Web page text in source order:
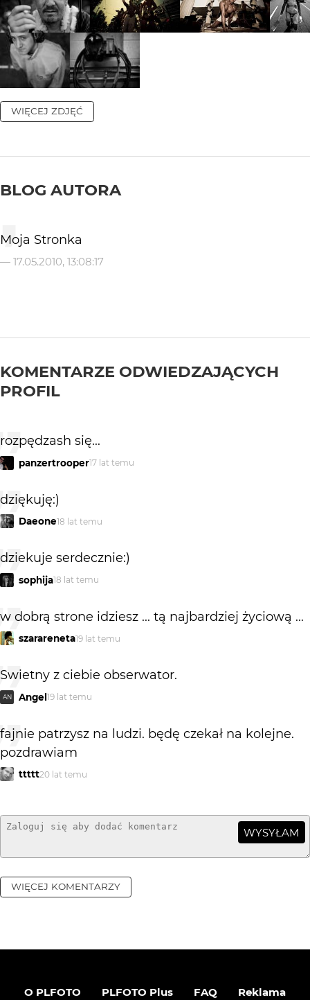
WIĘCEJ ZDJĘĆ
BLOG AUTORA
Moja Stronka
— 17.05.2010, 13:08:17
KOMENTARZE ODWIEDZAJĄCYCH
PROFIL
rozpędzash się...
panzertrooper17 lat temu
dziękuję:)
Daeone18 lat temu
dziekuje serdecznie:)
sophija18 lat temu
w dobrą strone idziesz ... tą najbardziej życiową ...
szarareneta19 lat temu
Swietny z ciebie obserwator.
AN Angel 19 lat temu
fajnie patrzysz na ludzi. będę czekał na kolejne.
pozdrawiam
ttttt20 lat temu
WYSYŁAM
WIĘCEJ KOMENTARZY
O PLFOTO PLFOTO Plus FAQ Reklama